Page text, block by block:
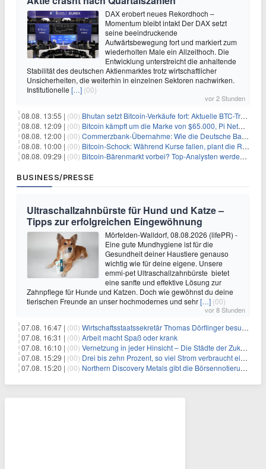
DAX erobert neues Rekordhoch –
Momentum bleibt intakt Der DAX setzt
seine beeindruckende
Aufwärtsbewegung fort und markiert zum
wiederholten Male ein Allzeithoch. Die
Entwicklung unterstreicht die anhaltende
Stabilität des deutschen Aktienmarktes trotz wirtschaftlicher
Unsicherheiten, die weiterhin in einzelnen Sektoren nachwirken.
Institutionelle […] (00)
vor 2 Stunden
08.08. 13:55 | (00) Bhutan setzt Bitcoin-Verkäufe fort: Aktuelle BTC-Transaktionen
08.08. 12:09 | (00) Bitcoin kämpft um die Marke von $65.000, Pi Network gewinnt an Unterstützung
08.08. 12:00 | (00) Commerzbank-Übernahme: Wie die Deutsche Bank im Schatten zum großen Gewinner wird
08.08. 10:00 | (00) Bitcoin-Schock: Während Kurse fallen, plant die Regierung die Steuer-Bombe
08.08. 09:29 | (00) Bitcoin-Bärenmarkt vorbei? Top-Analysten werden optimistisch, aber die Geschichte sagt etwas anderes
BUSINESS/PRESSE
Ultraschallzahnbürste für Hund und Katze –
Tipps zur erfolgreichen Eingewöhnung
Mörfelden-Walldorf, 08.08.2026 (lifePR) -
Eine gute Mundhygiene ist für die
Gesundheit deiner Haustiere genauso
wichtig wie für deine eigene. Unsere
emmi-pet Ultraschallzahnbürste bietet
eine sanfte und effektive Lösung zur
Zahnpflege für Hunde und Katzen. Doch wie gewöhnst du deine
tierischen Freunde an unser hochmodernes und sehr[…] (00)
vor 8 Stunden
07.08. 16:47 | (00) Wirtschaftsstaatssekretär Thomas Dörflinger besucht Handwerksbetrieb im Kammerbezirk Freiburg
07.08. 16:31 | (00) Arbeit macht Spaß oder krank
07.08. 16:10 | (00) Vernetzung in jeder Hinsicht – Die Städte der Zukunft sind grün-blau
07.08. 15:29 | (00) Drei bis zehn Prozent, so viel Strom verbraucht ein Aufzug im Gebäude
07.08. 15:20 | (00) Northern Discovery Metals gibt die Börsennotierung an der Frankfurter Wertpapierbörse bekannt